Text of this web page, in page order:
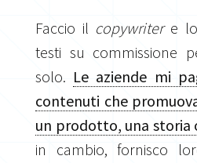
Faccio il copywritere lo
testi su commissione
solo. Le aziende mi
contenuti che
un prodotto, una storia
in cambio, fornisco